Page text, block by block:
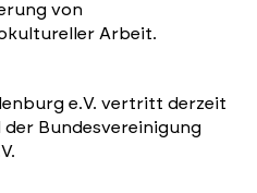
von
Arbeit.
e.V. vertritt derzeit
der Bundesvereinigung